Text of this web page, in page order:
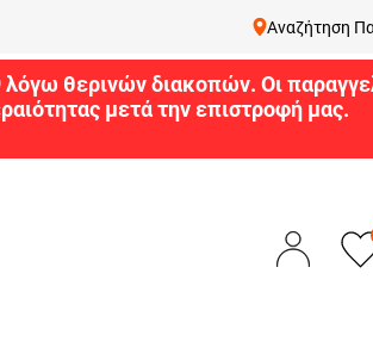
Αναζήτηση
θερινών διακοπών. Οι
μετά την επιστροφή μας.